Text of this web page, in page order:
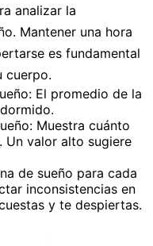
analizar la
Mantener una hora
es fundamental
cuerpo.
El promedio de la
Muestra cuánto
Un valor alto sugiere
de sueño para cada
inconsistencias en
y te despiertas.